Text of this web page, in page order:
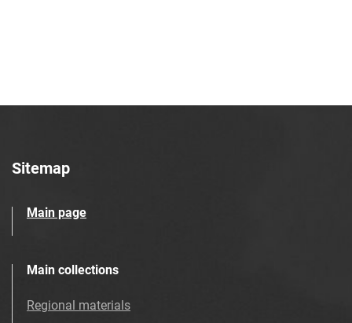
Sitemap
Main page
Main collections
Regional materials